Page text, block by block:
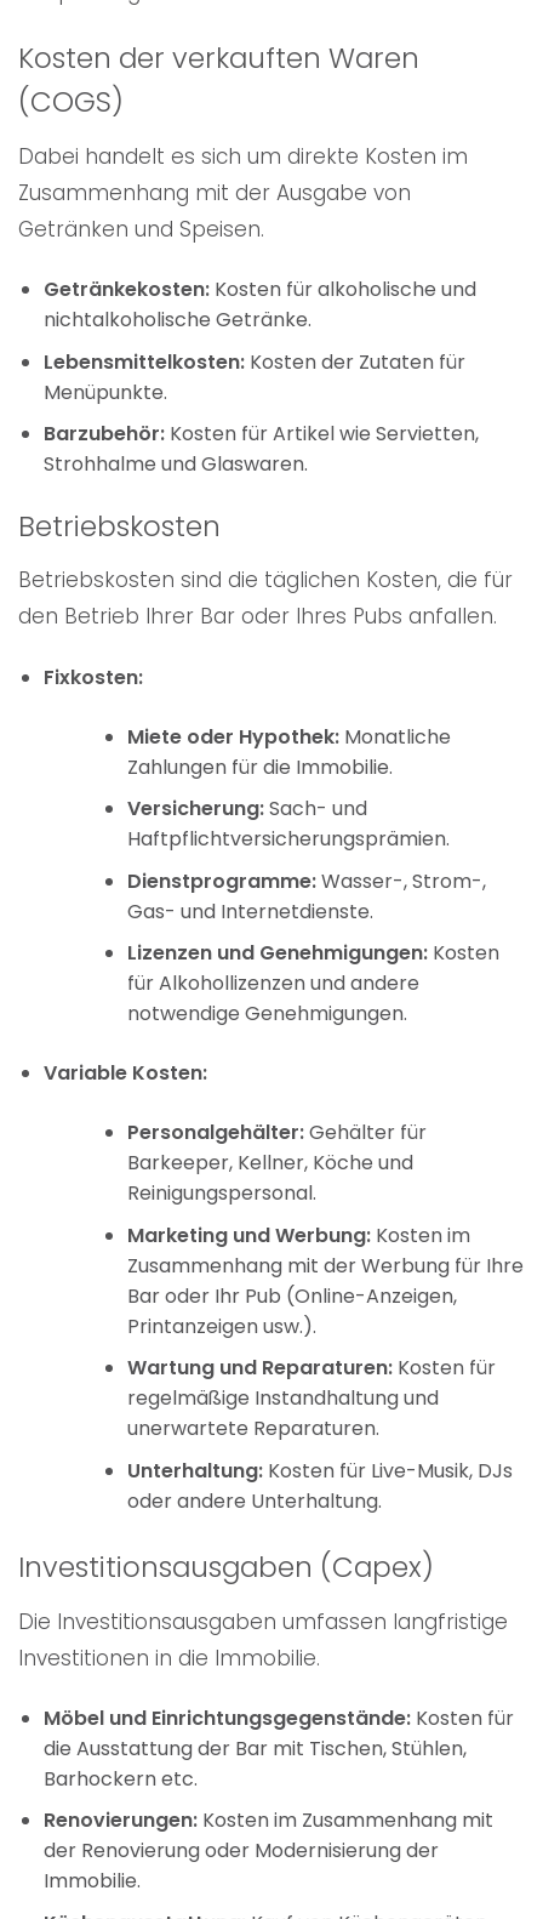
Kosten der verkauften Waren
(COGS)
Dabei handelt es sich um direkte Kosten im
Zusammenhang mit der Ausgabe von
Getränken und Speisen.
Getränkekosten:Kosten für alkoholische und
nichtalkoholische Getränke.
Lebensmittelkosten:Kosten der Zutaten für
Menüpunkte.
Barzubehör:Kosten für Artikel wie Servietten,
Strohhalme und Glaswaren.
Betriebskosten
Betriebskosten sind die täglichen Kosten, die für
den Betrieb Ihrer Bar oder Ihres Pubs anfallen.
Fixkosten:
Miete oder Hypothek:Monatliche
Zahlungen für die Immobilie.
Versicherung:Sach- und
Haftpflichtversicherungsprämien.
Dienstprogramme:Wasser-, Strom-,
Gas- und Internetdienste.
Lizenzen und Genehmigungen:Kosten
für Alkohollizenzen und andere
notwendige Genehmigungen.
Variable Kosten:
Personalgehälter:Gehälter für
Barkeeper, Kellner, Köche und
Reinigungspersonal.
Marketing und Werbung:Kosten im
Zusammenhang mit der Werbung für Ihre
Bar oder Ihr Pub (Online-Anzeigen,
Printanzeigen usw.).
Wartung und Reparaturen:Kosten für
regelmäßige Instandhaltung und
unerwartete Reparaturen.
Unterhaltung:Kosten für Live-Musik, DJs
oder andere Unterhaltung.
Investitionsausgaben (Capex)
Die Investitionsausgaben umfassen langfristige
Investitionen in die Immobilie.
Möbel und Einrichtungsgegenstände:Kosten für
die Ausstattung der Bar mit Tischen, Stühlen,
Barhockern etc.
Renovierungen:Kosten im Zusammenhang mit
der Renovierung oder Modernisierung der
Immobilie.